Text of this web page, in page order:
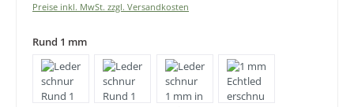
Preise inkl. MwSt. zzgl. Versandkosten
Rund 1 mm